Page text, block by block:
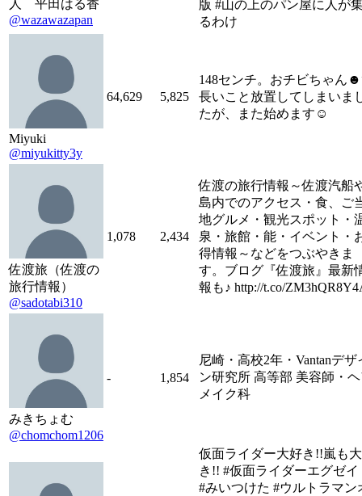
人 平田はる香
@wazawazapan
版 #山の上のパン屋に人が
るわけ
Miyuki
@miyukitty3y
64,629 5,825
148センチ。おチビちゃん
長いこと放置してしまいま
たが、また始めます☺︎
佐渡旅（佐渡の
旅行情報）
@sadotabi310
1,078 2,434
佐渡の旅行情報～佐渡汽船
島内でのアクセス・食、ご
地グルメ・観光スポット・
泉・旅館・能・イベント・
得情報～などをつぶやきま
す。ブログ『佐渡旅』最新
報も♪ http://t.co/
みきちょむ
@chomchom1206
- 1,854
尼崎・高校2年・Vantanデザ
ン研究所 高等部 美容師・
メイク科
仮面ライダー大好き!!嵐も
き!! #仮面ライダーエグゼイ
#みいつけた #ウルトラマン